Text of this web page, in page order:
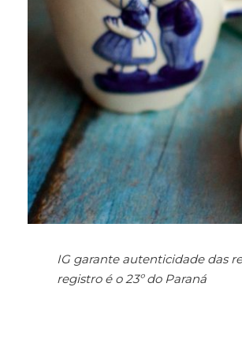
IG garante autenticidade das
registro é o 23º do Paraná